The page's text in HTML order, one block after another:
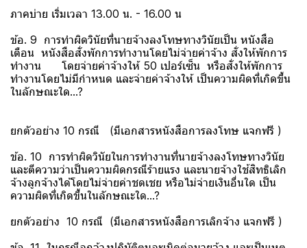
ภาคบ่าย เริ่มเวลา 13.00 น. - 16.00 น
ข้อ. 9 การทำผิดวินัยที่นายจ้างลงโทษทางวินัยเป็น หนังสือ
เตือน หนังสือสั่งพักการทำงานโดยไม่จ่ายค่าจ้าง สั่งให้พักการ
ทำงาน โดยจ่ายค่าจ้างให้ 50 เปอร์เซ็น หรือสั่งให้พักการ
ทำงานโดยไม่มีกำหนด และจ่ายค่าจ้างให้ เป็นความผิดที่เกิดขึ้น
ในลักษณะใด...?
ยกตัวอย่าง 10 กรณี (มีเอกสารหนังสือการลงโทษ แจกฟรี )
ข้อ. 10 การทำผิดวินัยในการทำงานที่นายจ้างลงโทษทางวินัย
และตีความว่าเป็นความผิดกรณีร้ายแรง และนายจ้างใช้สิทธิเลิก
จ้างลูกจ้างได้โดยไม่จ่ายค่าชดเชย หรือไม่จ่ายเงินอื่นใด เป็น
ความผิดที่เกิดขึ้นในลักษณะใด...?
ยกตัวอย่าง 10 กรณี (มีเอกสารหนังสือการเลิกจ้าง แจกฟรี )